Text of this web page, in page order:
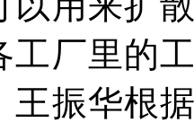
工厂里的
王振华根